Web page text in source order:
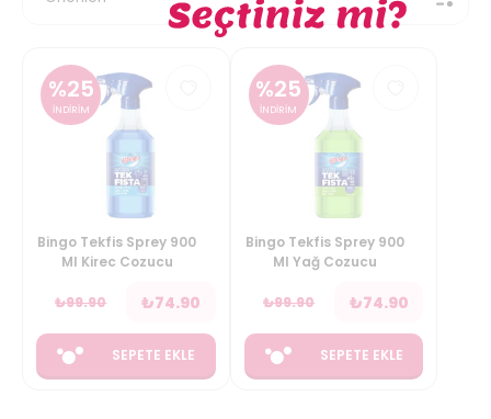
%25
İNDİRİM
Bingo Tekfis Sprey 900
Ml Kirec Cozucu
₺99.90 ₺74.90
SEPETE EKLE
%25
İNDİRİM
Bingo Tekfis Sprey 900
Ml Yağ Cozucu
₺99.90 ₺74.90
SEPETE EKLE